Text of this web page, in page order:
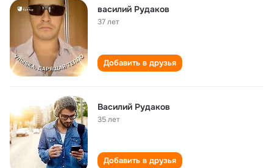
василий Рудаков
37 лет
Добавить в друзья
Василий Рудаков
35 лет
Добавить в друзья